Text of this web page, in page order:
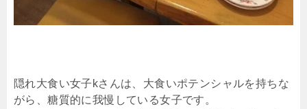
隠れ大食い女子kさんは、大食いポテンシャルを持ちな
がら、糖質的に我慢している女子です。